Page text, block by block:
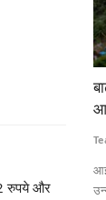
रुपये और
लगाएगी